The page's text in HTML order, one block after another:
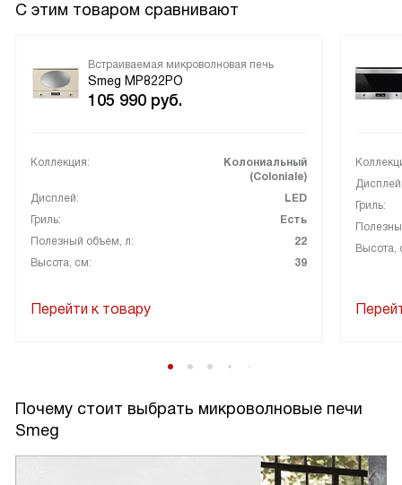
С этим товаром сравнивают
Встраиваемая микроволновая печь
Smeg MP822PO
105 990 руб.
Коллекция:
Колониальный
(Coloniale)
Дисплей:
LED
Гриль:
Есть
Полезный объем, л:
22
Высота, см:
39
Перейти к товару
Гриль:
Высота,
Почему стоит выбрать микроволновые печи
Smeg